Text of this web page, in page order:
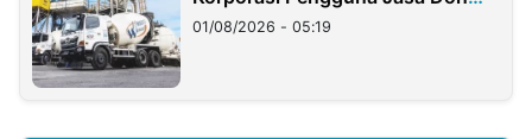
Ritto
01/08/2026 - 05:19